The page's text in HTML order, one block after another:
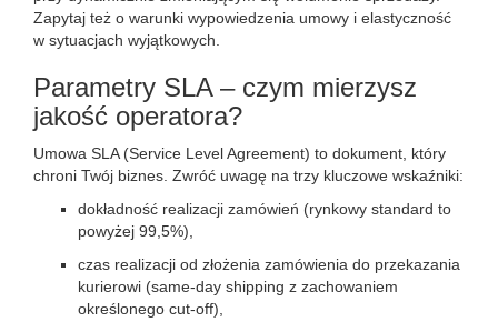
Zapytaj też o warunki wypowiedzenia umowy i elastyczność
w sytuacjach wyjątkowych.
Parametry SLA – czym mierzysz
jakość operatora?
Umowa SLA (Service Level Agreement) to dokument, który
chroni Twój biznes. Zwróć uwagę na trzy kluczowe wskaźniki:
dokładność realizacji zamówień (rynkowy standard to
powyżej 99,5%),
czas realizacji od złożenia zamówienia do przekazania
kurierowi (same-day shipping z zachowaniem
określonego cut-off),